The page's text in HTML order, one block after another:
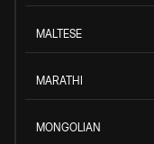
MALTESE
MARATHI
MONGOLIAN